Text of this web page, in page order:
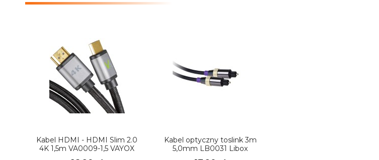
Kabel HDMI - HDMI Slim 2.0
4K 1,5m VA0009-1,5 VAYOX
Kabel optyczny toslink 3m
5,0mm LB0031 Libox